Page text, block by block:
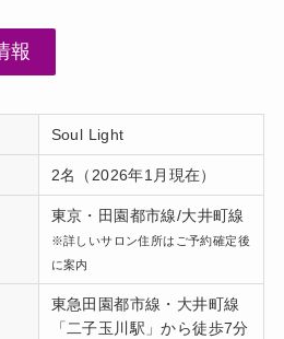
報
Soul Light
2名（2026年1月現在）
東京・田園都市線/大井町線
※詳しいサロン住所はご予約確定後
に案内
東急田園都市線・大井町線
「二子玉川駅」から徒歩7分